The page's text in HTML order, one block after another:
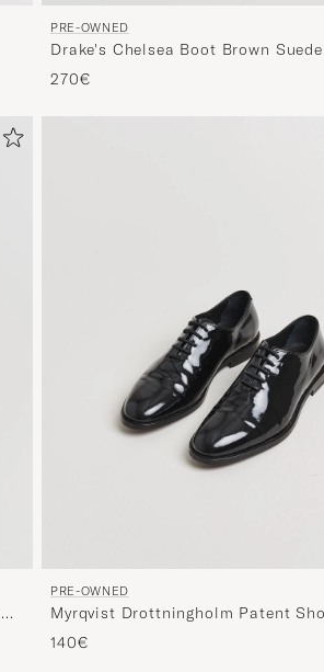
PRE-OWNED
Drake's Chelsea Boot Brown
EU43
270€
PRE-OWNED
Myrqvist Drottningholm Patent
UK10 - EU44
140€